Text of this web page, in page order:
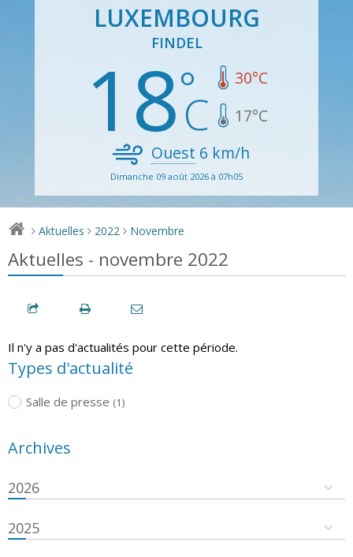
LUXEMBOURG
FINDEL
18 30°C
17°C
Ouest 6 km/h
Dimanche 09 août 2026 à 07h05
> Aktuelles > 2022 > Novembre
Aktuelles - novembre 2022
Il n'y a pas d'actualités pour cette période.
Types d'actualité
Salle de presse (1)
Archives
2026
2025